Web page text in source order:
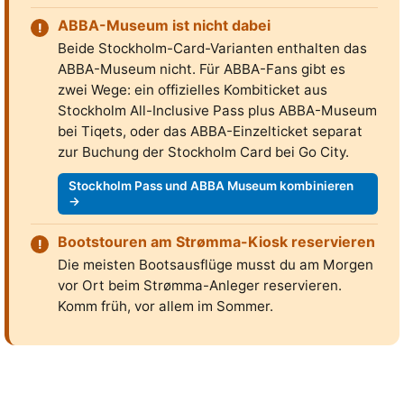
ABBA-Museum ist nicht dabei
Beide Stockholm-Card-Varianten enthalten das
ABBA-Museum nicht. Für ABBA-Fans gibt es
zwei Wege: ein offizielles Kombiticket aus
Stockholm All-Inclusive Pass plus ABBA-Museum
bei Tiqets, oder das ABBA-Einzelticket separat
zur Buchung der Stockholm Card bei Go City.
Stockholm Pass und ABBA Museum kombinieren
→
Bootstouren am Strømma-Kiosk reservieren
Die meisten Bootsausflüge musst du am Morgen
vor Ort beim Strømma-Anleger reservieren.
Komm früh, vor allem im Sommer.